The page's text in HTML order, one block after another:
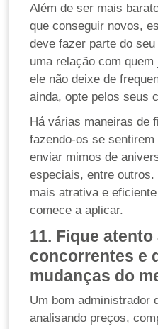
Além de ser mais
que conseguir novos,
deve fazer parte do
uma relação com
ele não deixe de
ainda, opte pelos seus
Há várias maneiras de
fazendo-os se
enviar mimos de
especiais, entre
mais atrativa e
comece a aplicar.
11. Fique
concorrentes e
mudanças do
Um bom administrador
analisando preços,